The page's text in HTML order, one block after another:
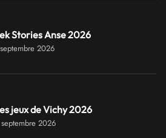
Stories Anse 2026
2026
jeux de Vichy 2026
2026